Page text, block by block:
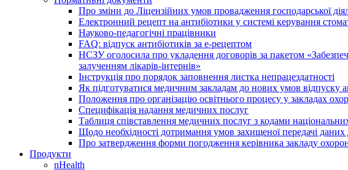
Про зміни до Ліцензійних умов провадження господарської
Електронний рецепт на антибіотики у системі керування
Науково-педагогічні працівники
FAQ: відпуск антибіотиків за е-рецептом
НСЗУ оголосила про укладення договорів за пакетом
залученням лікарів-інтернів»
Інструкція про порядок заповнення листка непрацездатності
Як підготуватися медичним закладам до нових умов відпуску
Положення про організацію освітнього процесу у закладах
Специфікація надання медичних послуг
Таблиця співставлення медичних послуг з кодами
Щодо необхідності дотримання умов захищеної передачі
Про затвердження форми погодження керівника закладу
Продукти
nHealth